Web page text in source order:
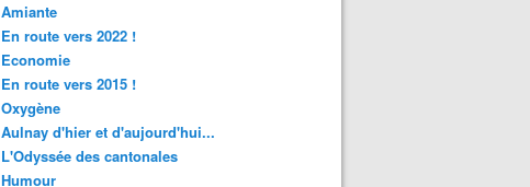
Amiante
En route vers 2022 !
Economie
En route vers 2015 !
Oxygène
Aulnay d'hier et d'aujourd'hui...
L'Odyssée des cantonales
Humour